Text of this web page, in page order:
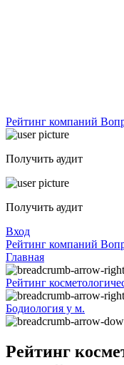
Рейтинг компаний
Получить аудит
Получить аудит
Вход
Рейтинг компаний
Главная
Рейтинг
Бодиология у м.
Рейтинг